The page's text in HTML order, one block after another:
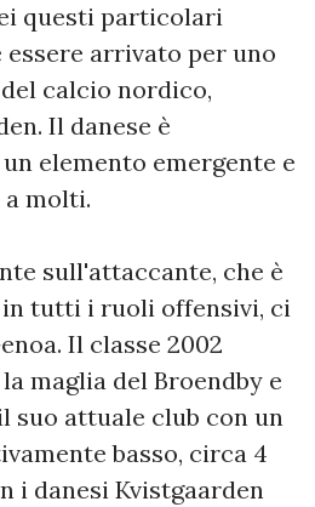
questi particolari
arrivato per uno
calcio nordico,
Il danese è
elemento emergente e
molti.
sull'attaccante, che è
tutti i ruoli offensivi, ci
Il classe 2002
maglia del Broendby e
suo attuale club con un
basso, circa 4
i danesi Kvistgaarden